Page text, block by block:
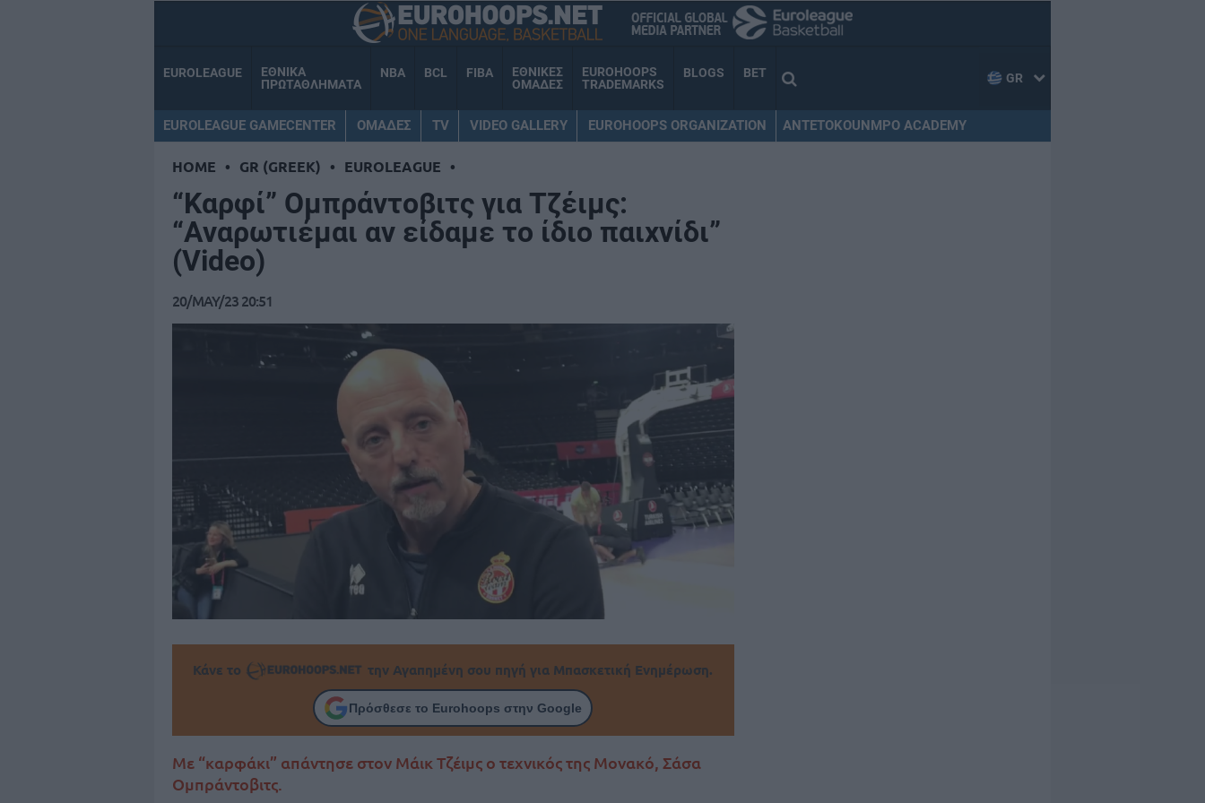
EUROLEAGUE
ΕΘΝΙΚΑ
ΠΡΩΤΑΘΛΗΜΑΤΑ
NBA BCL FIBA
ΕΘΝΙΚΕΣ
ΟΜΑΔΕΣ
EUROHOOPS
TRADEMARKS
BLOGS BET GR
EUROLEAGUE GAMECENTER ΟΜΑΔΕΣ TV VIDEO GALLERY EUROHOOPS ORGANIZATION ANTETOKOUNMPO ACADEMY
HOME • GR (GREEK) • EUROLEAGUE •
“Καρφί” Ομπράντοβιτς για Τζέιμς:
“Αναρωτιέμαι αν είδαμε το ίδιο παιχνίδι”
(Video)
20/MAY/23 20:51
Κάνε το την Αγαπημένη σου πηγή για Μπασκετική Ενημέρωση.
Πρόσθεσε το Eurohoops στην Google
Με “καρφάκι” απάντησε στον Μάικ Τζέιμς ο τεχνικός της Μονακό, Σάσα
Ομπράντοβιτς.